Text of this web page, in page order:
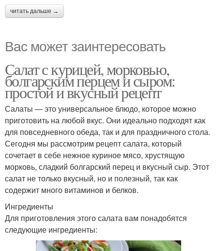
читать дальше →
Вас может заинтересовать
Салат с курицей, морковью,
болгарским перцем и сыром:
простой и вкусный рецепт
Салаты — это универсальное блюдо, которое можно
приготовить на любой вкус. Они идеально подходят как
для повседневного обеда, так и для праздничного стола.
Сегодня мы рассмотрим рецепт салата, который
сочетает в себе нежное куриное мясо, хрустящую
морковь, сладкий болгарский перец и вкусный сыр. Этот
салат не только вкусный, но и полезный, так как
содержит много витаминов и белков.
Ингредиенты
Для приготовления этого салата вам понадобятся
следующие ингредиенты: